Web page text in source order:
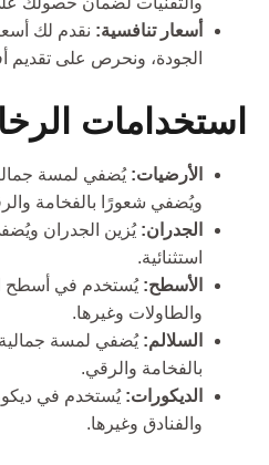
أسعار تنافسية: نقدم لك
الجودة، ونحرص على تقديم
استخدامات
الأرضيات: يُضفي لمسة
ويُضفي شعورًا بالفخامة
الجدران: يُزين الجدران
استثنائية.
الأسطح: يُستخدم في أسطح
والطاولات وغيرها.
السلالم: يُضفي لمسة
بالفخامة والرقي.
الديكورات: يُستخدم في
والفنادق وغيرها.